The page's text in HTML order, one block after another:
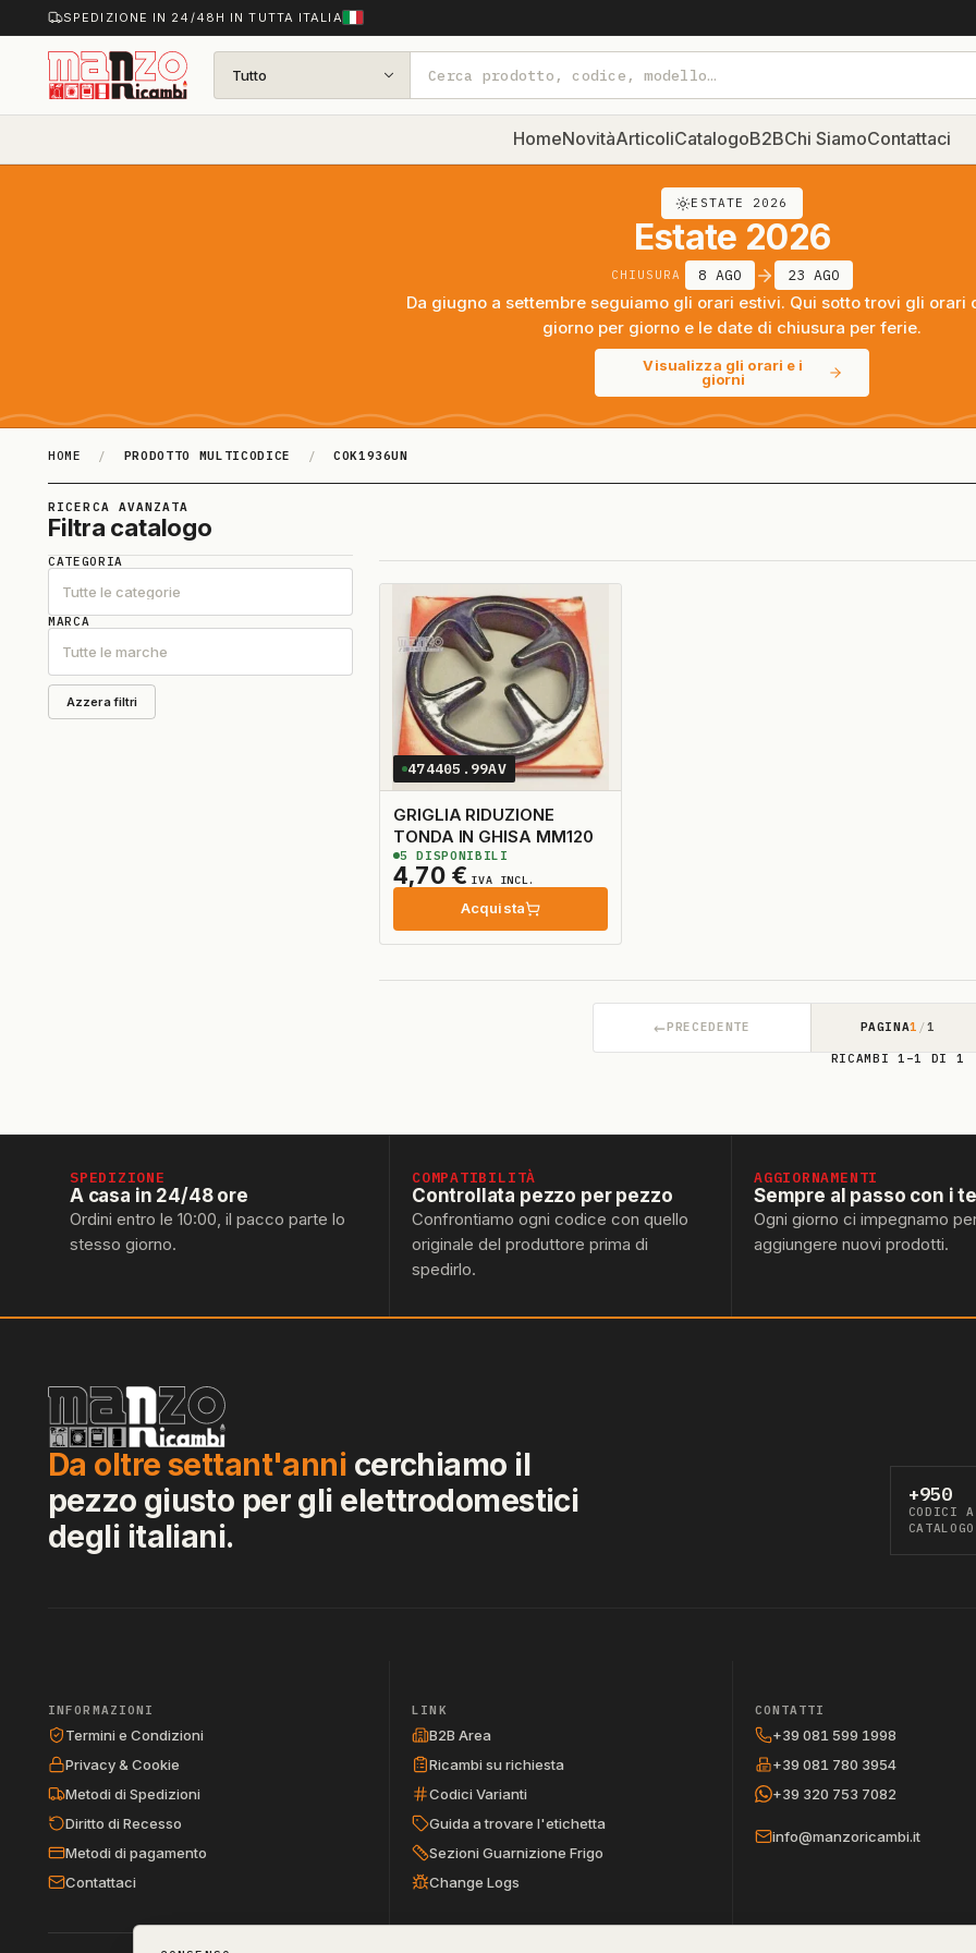
SPEDIZIONE IN 24/48H IN TUTTA ITALIA
Tutto
HomeNovitàArticoliCatalogoB2BChi SiamoContattaci
ESTATE 2026
Estate 2026
CHIUSURA 8 AGO 23 AGO
Da giugno a settembre seguiamo gli orari estivi. Qui sotto trovi gli orari
giorno per giorno e le date di chiusura per ferie.
Visualizza gli orari e i
giorni
HOME / PRODOTTO MULTICODICE / COK1936UN
COK1936UN
RICERCA AVANZATA
Filtra catalogo
CATEGORIA
Tutte le categorie
MARCA
Tutte le marche
Azzera filtri
474405.99AV
GRIGLIA RIDUZIONE
TONDA IN GHISA MM120
4,70 € IVA INCL.
Acquista
5 DISPONIBILI
←PRECEDENTE PAGINA1 /1
RICAMBI 1–1 DI 1
SPEDIZIONE
A casa in 24/48 ore
Ordini entro le 10:00, il pacco parte lo
stesso giorno.
COMPATIBILITÀ
Controllata pezzo per pezzo
Confrontiamo ogni codice con quello
originale del produttore prima di
spedirlo.
AGGIORNAMENTI
Sempre al passo con i
Ogni giorno ci impegnamo
aggiungere nuovi prodotti.
Da oltre settant'anni cerchiamo il
pezzo giusto per gli elettrodomestici
degli italiani.
+950
CODICI A
CATALOGO
INFORMAZIONI
Termini e Condizioni
Privacy & Cookie
Metodi di Spedizioni
Diritto di Recesso
Metodi di pagamento
Contattaci
LINK
B2B Area
Ricambi su richiesta
Codici Varianti
Guida a trovare l'etichetta
Sezioni Guarnizione Frigo
Change Logs
CONTATTI
+39 081 599 1998
+39 081 780 3954
+39 320 753 7082
info@manzoricambi.it